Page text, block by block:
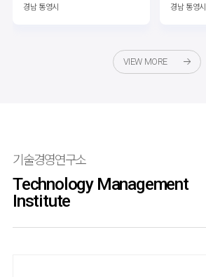
VIEW MORE
경남 통영시 경남 통영시
기술경영연구소
Technology Management
Institute